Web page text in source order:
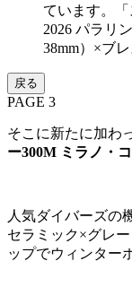
ています。
2026 パラリ
38mm）×ブ
戻る
PAGE 3
そこに新たに加わ
ー300M ミラノ・
人気ダイバーズの
セラミック×グレ
ップでウィンター